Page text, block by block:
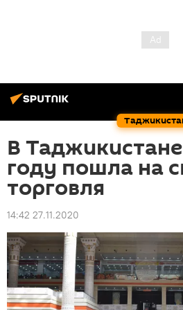
В
году пошла на
торговля
14:42 27.11.2020